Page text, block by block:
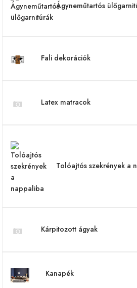
Ágyneműtartós
Fali dekorációk
Latex matracok
Tolóajtós szekrények a
Kárpitozott ágyak
Kanapék